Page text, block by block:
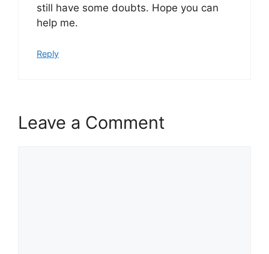
still have some doubts. Hope you can
help me.
Reply
Leave a Comment